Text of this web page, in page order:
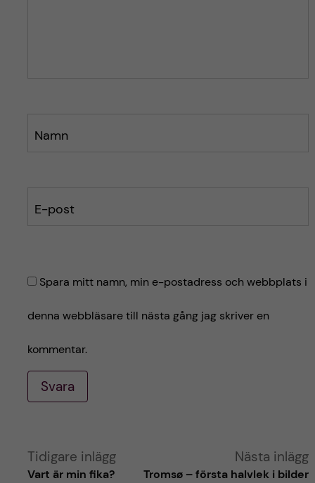
Namn
E-post
Spara mitt namn, min e-postadress och webbplats i
denna webbläsare till nästa gång jag skriver en
kommentar.
Svara
A
Tidigare inlägg
Vart är min fika?
Nästa inlägg
Tromsø – första halvlek i bilder